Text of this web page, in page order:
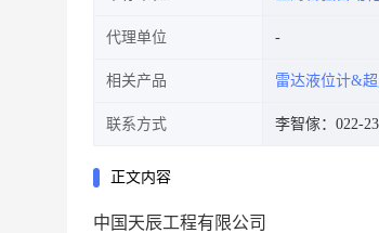
代理单位
相关产品 雷达液位计&
联系方式 李智傢：022-
正文内容
中国天辰工程有限公司